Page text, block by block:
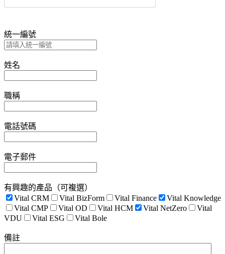
統一編號
姓名
職稱
電話號碼
電子郵件
有興趣的產品（可複選）
Vital CRM
Vital BizForm Vital Finance
Vital Knowledge
Vital CMP
Vital OD Vital HCM Vital NetZero
Vital
VDU
Vital ESG Vital Bole
備註